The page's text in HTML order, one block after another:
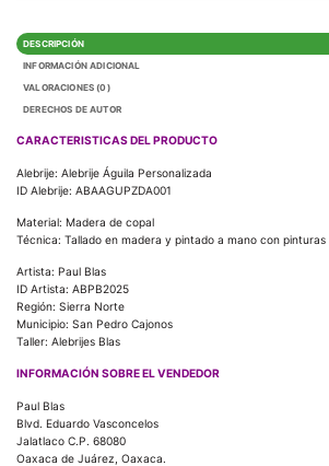
DESCRIPCIÓN
INFORMACIÓN ADICIONAL
VALORACIONES (0)
DERECHOS DE AUTOR
CARACTERISTICAS DEL PRODUCTO
Alebrije: Alebrije Águila Personalizada
ID Alebrije: ABAAGUPZDA001
Material: Madera de copal
Técnica: Tallado en madera y pintado a mano con pinturas
Artista: Paul Blas
ID Artista: ABPB2025
Región: Sierra Norte
Municipio: San Pedro Cajonos
Taller: Alebrijes Blas
INFORMACIÓN SOBRE EL VENDEDOR
Paul Blas
Blvd. Eduardo Vasconcelos
Jalatlaco C.P. 68080
Oaxaca de Juárez, Oaxaca.